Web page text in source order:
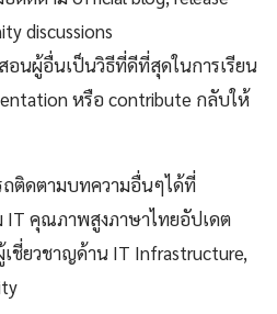
discussions
อนผู้อื่นเป็นวิธีที่ดีที่สุดในการเรียน
หรือ contribute กลับให้
ถติดตามบทความอื่นๆได้ที่
IT คุณภาพสูงภาษาไทยอัปเดต
ชี่ยวชาญด้าน IT Infrastructure,